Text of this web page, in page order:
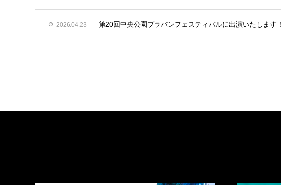
2026.04.23 第20回中央公園ブラバンフェスティバルに出演いたします！